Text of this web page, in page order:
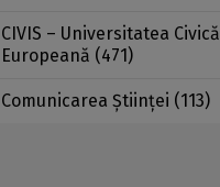
CIVIS – Universitatea Civică
Europeană (471)
Comunicarea Ştiinţei (113)